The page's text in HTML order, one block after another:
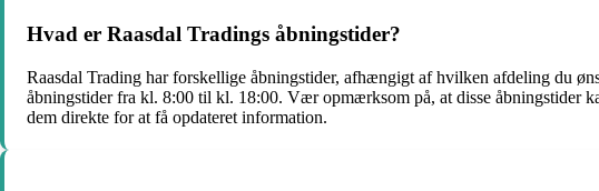
Hvad er Raasdal Tradings åbningstider?
Raasdal Trading har forskellige åbningstider, afhængigt af hvilken afdeling du
åbningstider fra kl. 8:00 til kl. 18:00. Vær opmærksom på, at disse åbningstider
dem direkte for at få opdateret information.